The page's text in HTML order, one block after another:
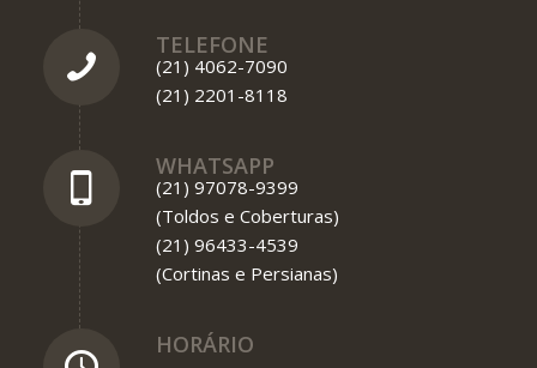
TELEFONE
(21) 4062-7090
(21) 2201-8118
WHATSAPP
(21) 97078-9399
(Toldos e Coberturas)
(21) 96433-4539
(Cortinas e Persianas)
HORÁRIO